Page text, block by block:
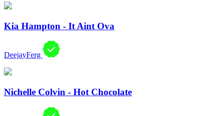
Kia Hampton - It Aint Ova
DeejayFerg
Nichelle Colvin - Hot Chocolate